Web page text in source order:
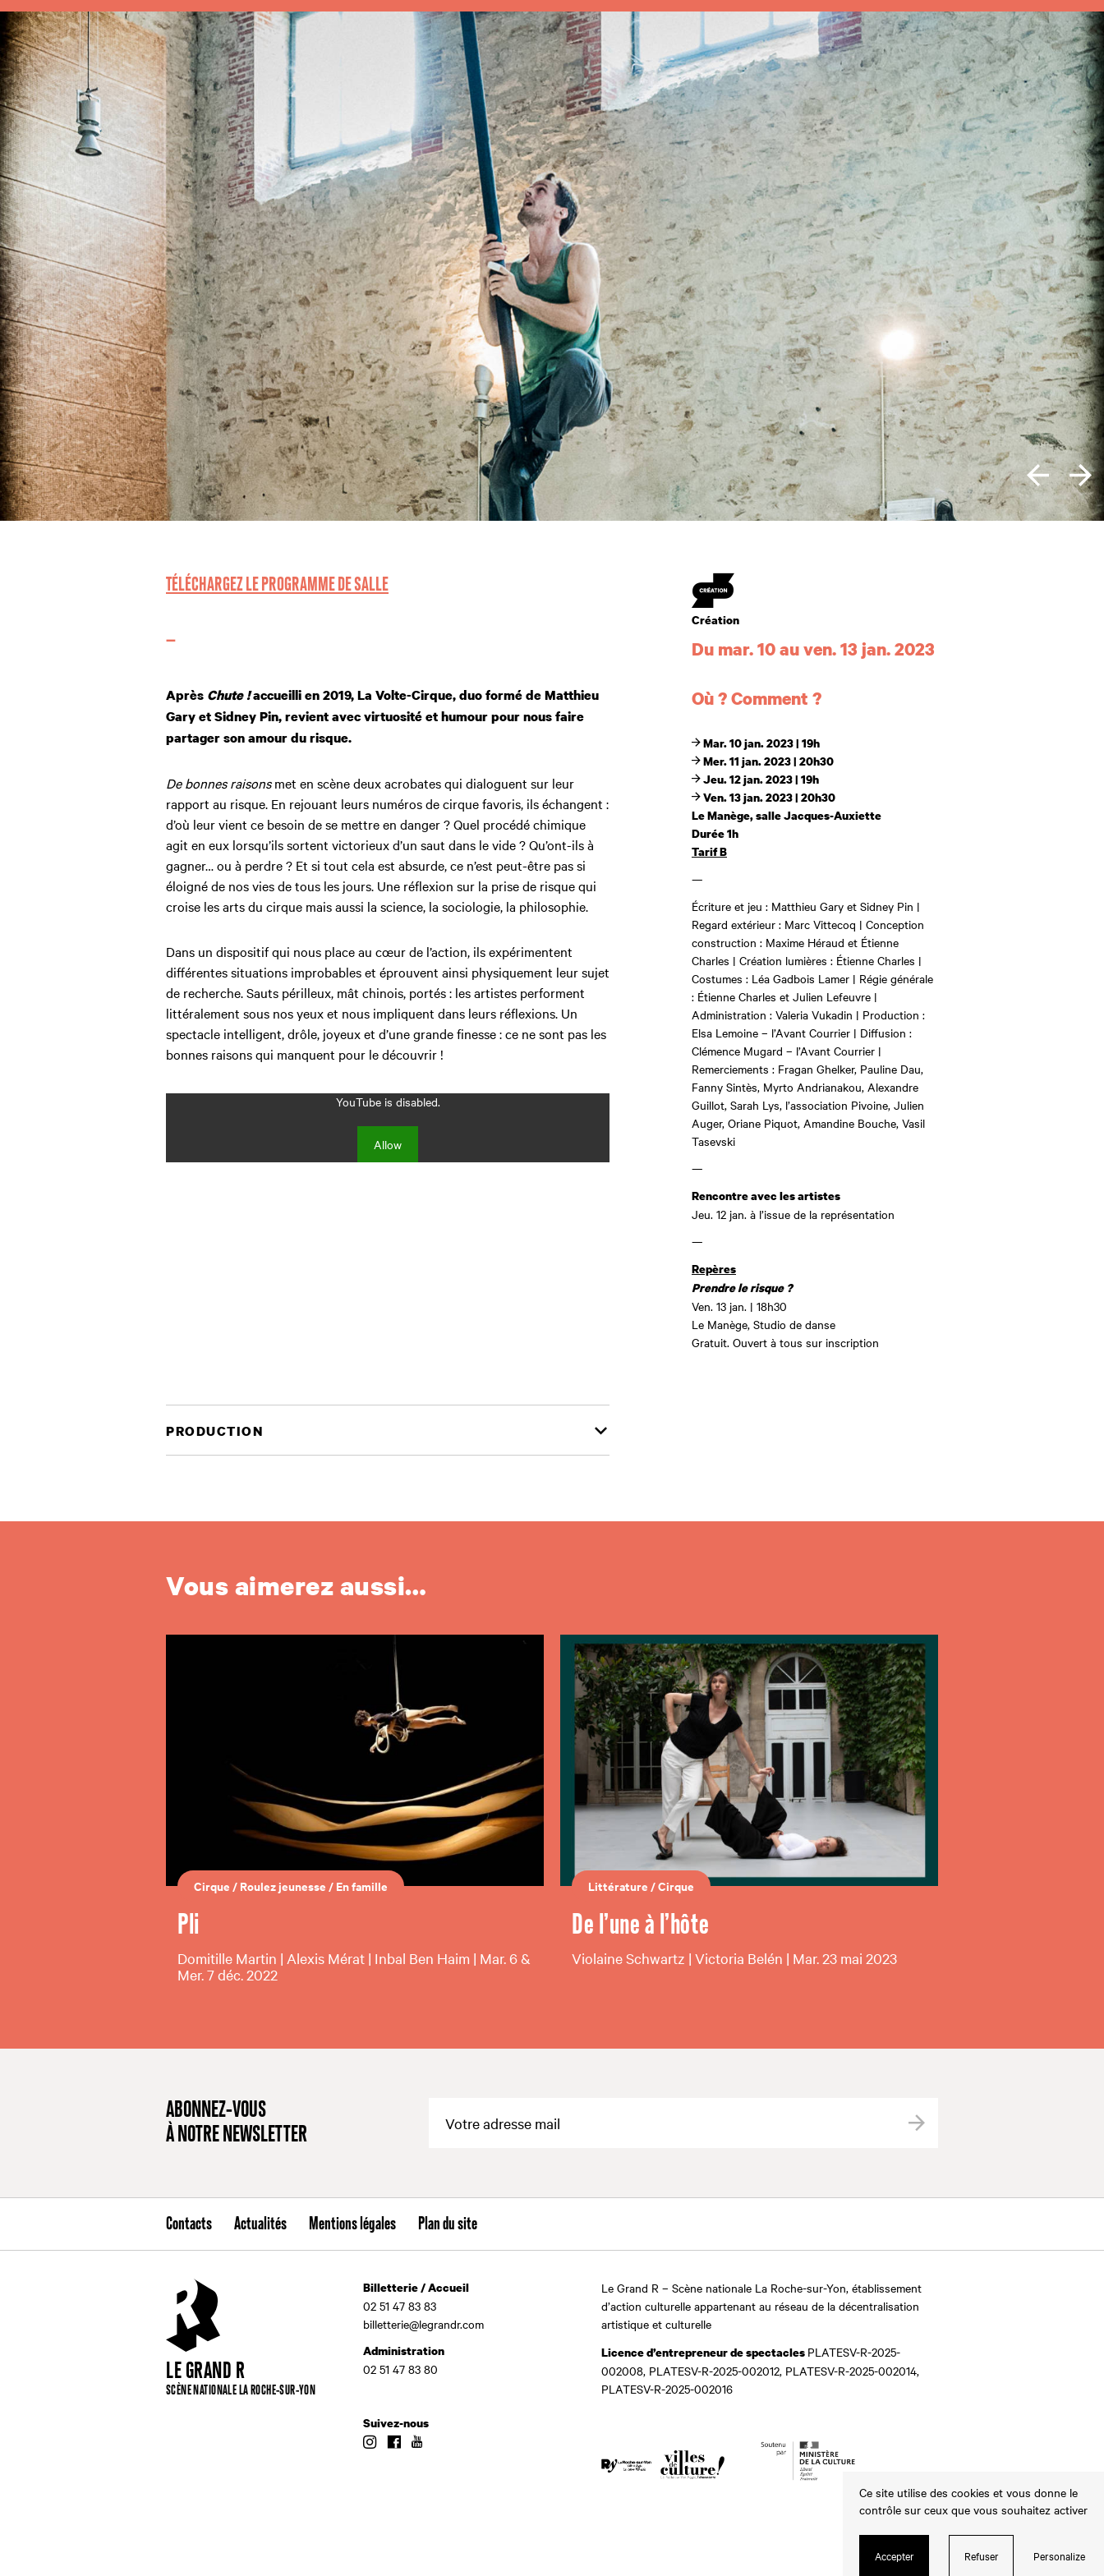
TÉLÉCHARGEZ LE PROGRAMME DE SALLE
—
Après Chute !accueilli en 2019, La Volte-Cirque, duo formé de Matthieu
Gary et Sidney Pin, revient avec virtuosité et humour pour nous faire
partager son amour du risque.
De bonnes raisonsmet en scène deux acrobates qui dialoguent sur leur
rapport au risque. En rejouant leurs numéros de cirque favoris, ils échangent :
d’où leur vient ce besoin de se mettre en danger ? Quel procédé chimique
agit en eux lorsqu’ils sortent victorieux d’un saut dans le vide ? Qu’ont-ils à
gagner… ou à perdre ? Et si tout cela est absurde, ce n’est peut-être pas si
éloigné de nos vies de tous les jours. Une réflexion sur la prise de risque qui
croise les arts du cirque mais aussi la science, la sociologie, la philosophie.
Dans un dispositif qui nous place au cœur de l’action, ils expérimentent
différentes situations improbables et éprouvent ainsi physiquement leur sujet
de recherche. Sauts périlleux, mât chinois, portés : les artistes performent
littéralement sous nos yeux et nous impliquent dans leurs réflexions. Un
spectacle intelligent, drôle, joyeux et d’une grande finesse : ce ne sont pas les
bonnes raisons qui manquent pour le découvrir !
YouTube is disabled.
Allow
Création
Création
Du mar. 10 au ven. 13 jan. 2023
Où ? Comment ?
Mar. 10 jan. 2023 | 19h
Mer. 11 jan. 2023 | 20h30
Jeu. 12 jan. 2023 | 19h
Ven. 13 jan. 2023 | 20h30
Le Manège, salle Jacques-Auxiette
Durée 1h
Tarif B
—
Écriture et jeu : Matthieu Gary et Sidney Pin |
Regard extérieur : Marc Vittecoq | Conception
construction : Maxime Héraud et Étienne
Charles | Création lumières : Étienne Charles |
Costumes : Léa Gadbois Lamer | Régie générale
: Étienne Charles et Julien Lefeuvre |
Administration : Valeria Vukadin | Production :
Elsa Lemoine – l’Avant Courrier | Diffusion :
Clémence Mugard – l’Avant Courrier |
Remerciements : Fragan Ghelker, Pauline Dau,
Fanny Sintès, Myrto Andrianakou, Alexandre
Guillot, Sarah Lys, l’association Pivoine, Julien
Auger, Oriane Piquot, Amandine Bouche, Vasil
Tasevski
—
Rencontre avec les artistes
Jeu. 12 jan. à l’issue de la représentation
—
Repères
Prendre le risque ?
Ven. 13 jan. | 18h30
Le Manège, Studio de danse
Gratuit. Ouvert à tous sur inscription
PRODUCTION
Vous aimerez aussi…
Cirque /Roulez jeunesse /En famille
Pli
Domitille Martin | Alexis Mérat | Inbal Ben Haim | Mar. 6 &
Mer. 7 déc. 2022
Littérature /Cirque
De l’une à l’hôte
Violaine Schwartz | Victoria Belén | Mar. 23 mai 2023
ABONNEZ-VOUS
À NOTRE NEWSLETTER
Valider
Contacts Actualités Mentions légales Plan du site
LE GRAND R
SCÈNE NATIONALE LA ROCHE-SUR-YON
Billetterie / Accueil
02 51 47 83 83
billetterie@legrandr.com
Administration
02 51 47 83 80
Suivez-nous
InstagramFacebook
Le Grand R – Scène nationale La Roche-sur-Yon, établissement
d’action culturelle appartenant au réseau de la décentralisation
artistique et culturelle
Licence d’entrepreneur de spectacles PLATESV-R-2025-
002008, PLATESV-R-2025-002012, PLATESV-R-2025-002014,
PLATESV-R-2025-002016
Ce site utilise des cookies et vous donne le
contrôle sur ceux que vous souhaitez activer
Accepter Refuser Personalize